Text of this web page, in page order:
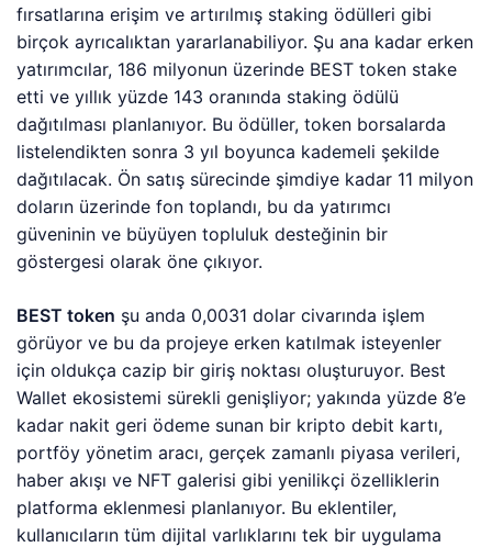
fırsatlarına erişim ve artırılmış staking ödülleri gibi
birçok ayrıcalıktan yararlanabiliyor. Şu ana kadar erken
yatırımcılar, 186 milyonun üzerinde BEST token stake
etti ve yıllık yüzde 143 oranında staking ödülü
dağıtılması planlanıyor. Bu ödüller, token borsalarda
listelendikten sonra 3 yıl boyunca kademeli şekilde
dağıtılacak. Ön satış sürecinde şimdiye kadar 11 milyon
doların üzerinde fon toplandı, bu da yatırımcı
güveninin ve büyüyen topluluk desteğinin bir
göstergesi olarak öne çıkıyor.
BEST token şu anda 0,0031 dolar civarında işlem
görüyor ve bu da projeye erken katılmak isteyenler
için oldukça cazip bir giriş noktası oluşturuyor. Best
Wallet ekosistemi sürekli genişliyor; yakında yüzde 8’e
kadar nakit geri ödeme sunan bir kripto debit kartı,
portföy yönetim aracı, gerçek zamanlı piyasa verileri,
haber akışı ve NFT galerisi gibi yenilikçi özelliklerin
platforma eklenmesi planlanıyor. Bu eklentiler,
kullanıcıların tüm dijital varlıklarını tek bir uygulama